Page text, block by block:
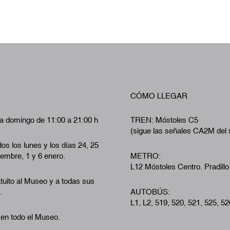
domingo de 11:00 a 21:00 h
los lunes y los días 24, 25
1 y 6 enero.
al Museo y a todas sus
todo el Museo.
CÓMO LLEGAR
TREN: Móstoles C5
(sigue las señales CA2M del
METRO:
L12 Móstoles Centro. Pradillo
AUTOBÚS:
L1, L2, 519, 520, 521, 525,